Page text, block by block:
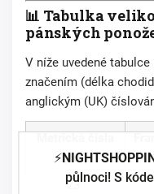
⚡
půlnoci! S
📊 Tabulka
pánských
V níže uvedené
značením (délka
anglickým (UK)
(cm)
23